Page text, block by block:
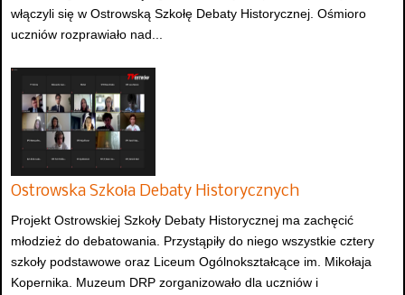
włączyli się w Ostrowską Szkołę Debaty Historycznej. Ośmioro
uczniów rozprawiało nad...
Ostrowska Szkoła Debaty Historycznych
Projekt Ostrowskiej Szkoły Debaty Historycznej ma zachęcić
młodzież do debatowania. Przystąpiły do niego wszystkie cztery
szkoły podstawowe oraz Liceum Ogólnokształcące im. Mikołaja
Kopernika. Muzeum DRP zorganizowało dla uczniów i